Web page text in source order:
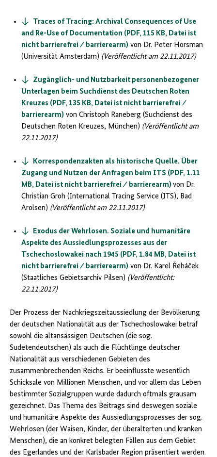
Traces of Tracing: Archival Consequences of Use
and Re-Use of Documentation (PDF, 115 KB, Datei ist
nicht barrierefrei ⁄ barrierearm) von Dr. Peter Horsman
(Universität Amsterdam) (Veröffentlicht am 22.11.2017)
Zugänglich- und Nutzbarkeit personenbezogener
Unterlagen beim Suchdienst des Deutschen Roten
Kreuzes (PDF, 135 KB, Datei ist nicht barrierefrei ⁄
barrierearm) von Christoph Raneberg (Suchdienst des
Deutschen Roten Kreuzes, München) (Veröffentlicht am
22.11.2017)
Korrespondenzakten als historische Quelle. Über
Zugang und Nutzen der Anfragen beim ITS (PDF, 1.11
MB, Datei ist nicht barrierefrei ⁄ barrierearm) von Dr.
Christian Groh (International Tracing Service (ITS), Bad
Arolsen) (Veröffentlicht am 22.11.2017)
Exodus der Wehrlosen. Soziale und humanitäre
Aspekte des Aussiedlungsprozesses aus der
Tschechoslowakei nach 1945 (PDF, 1.84 MB, Datei ist
nicht barrierefrei ⁄ barrierearm) von Dr. Karel Řeháček
(Staatliches Gebietsarchiv Pilsen) (Veröffentlicht:
22.11.2017)
Der Prozess der Nachkriegszeitaussiedlung der Bevölkerung
der deutschen Nationalität aus der Tschechoslowakei betraf
sowohl die altansässigen Deutschen (die sog.
Sudetendeutschen) als auch die Flüchtlinge deutscher
Nationalität aus verschiedenen Gebieten des
zusammenbrechenden Reichs. Er beeinflusste wesentlich
Schicksale von Millionen Menschen, und vor allem das Leben
bestimmter Sozialgruppen wurde dadurch oftmals grausam
gezeichnet. Das Thema des Beitrags sind deswegen soziale
und humanitäre Aspekte des Aussiedlungsprozesses der sog.
Wehrlosen (der Waisen, Kinder, der überalterten und kranken
Menschen), die an konkret belegten Fällen aus dem Gebiet
des Egerlandes und der Karlsbader Region präsentiert werden.